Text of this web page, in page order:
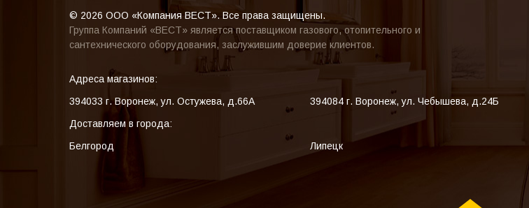
© 2026 ООО «Компания ВЕСТ». Все права защищены.
Группа Компаний «ВЕСТ» является поставщиком газового, отопительного и
сантехнического оборудования, заслужившим доверие клиентов.
Адреса магазинов:
394033 г. Воронеж,ул. Остужева, д.66А 394084 г. Воронеж,ул. Чебышева, д.24Б
Доставляем в города:
Белгород
Липецк